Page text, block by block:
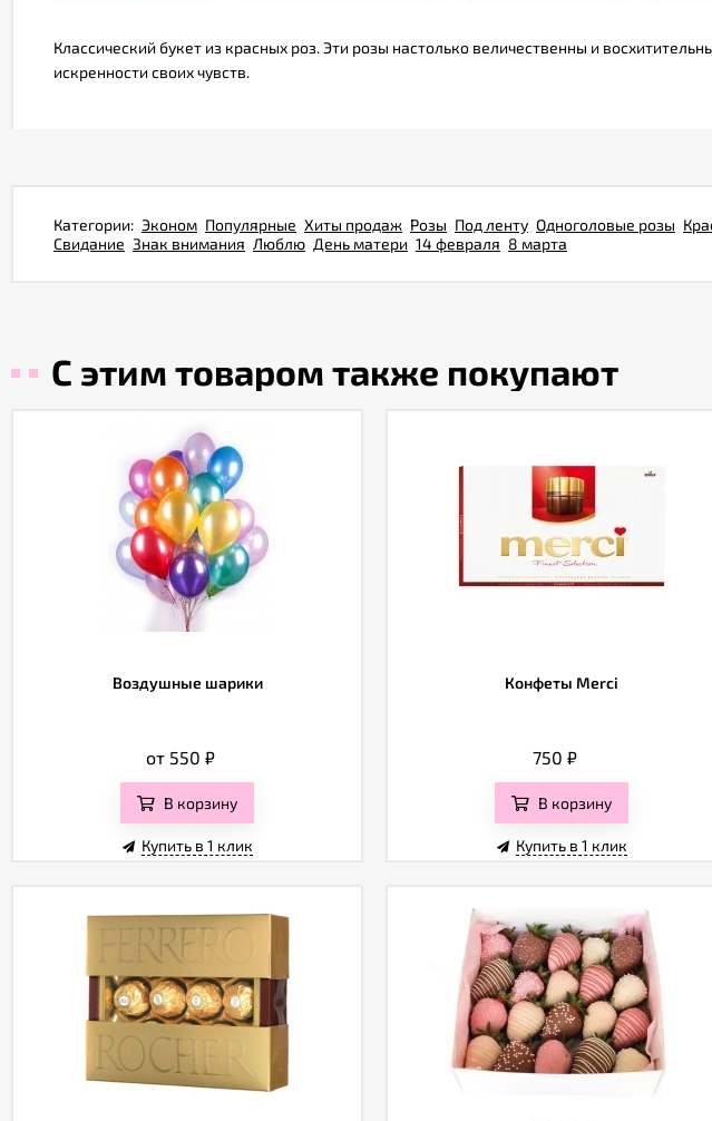
Классический букет из красных роз. Эти розы настолько величественны и
искренности своих чувств.
Категории: Эконом Популярные Хиты продаж Розы Под ленту Одноголовые розы
Свидание Знак внимания Люблю День матери 14 февраля 8 марта
С этим товаром также покупают
Воздушные шарики
от 550 ₽
В корзину
Купить в 1 клик
Конфеты Merci
750 ₽
В корзину
Купить в 1 клик